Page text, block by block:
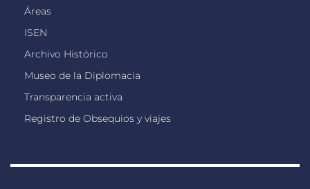
Áreas
ISEN
Archivo Histórico
Museo de la Diplomacia
Transparencia activa
Registro de Obsequios y viajes